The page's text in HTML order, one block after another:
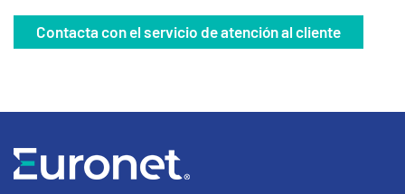
Contacta con el servicio de atención al cliente